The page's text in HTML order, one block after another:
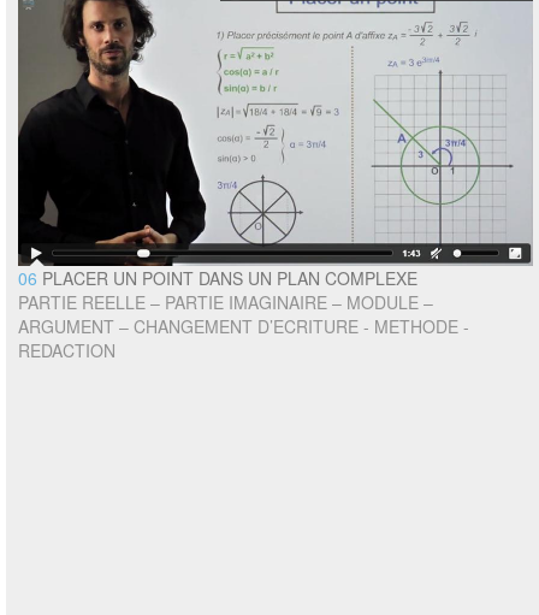
06 PLACER UN POINT DANS UN PLAN COMPLEXE
PARTIE REELLE – PARTIE IMAGINAIRE – MODULE –
ARGUMENT – CHANGEMENT D’ECRITURE - METHODE -
REDACTION